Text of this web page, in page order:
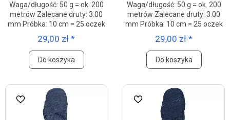
Waga/długość: 50 g = ok. 200
metrów Zalecane druty: 3.00
mm Próbka: 10 cm = 25 oczek
29,00 zł *
Do koszyka
Waga/długość: 50 g = ok. 200
metrów Zalecane druty: 3.00
mm Próbka: 10 cm = 25 oczek
29,00 zł *
Do koszyka